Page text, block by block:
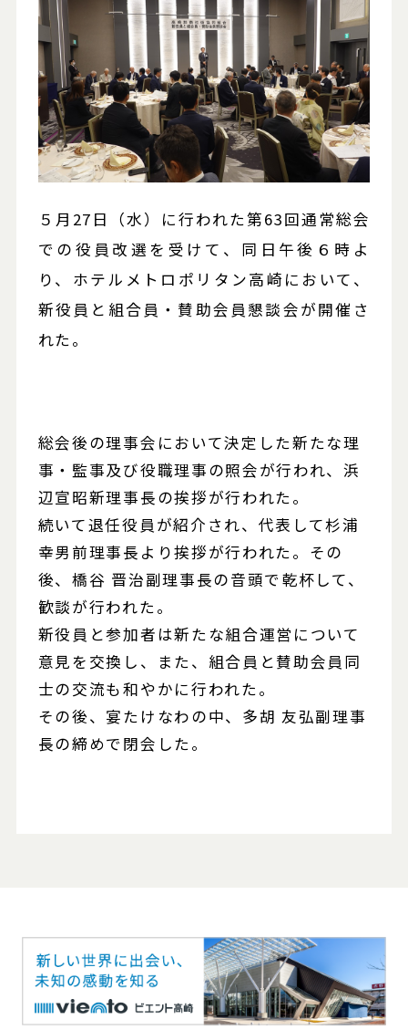
５月27日（水）に行われた第63回通常総会
での役員改選を受けて、同日午後６時よ
り、ホテルメトロポリタン高崎において、
新役員と組合員・賛助会員懇談会が開催さ
れた。
総会後の理事会において決定した新たな理
事・監事及び役職理事の照会が行われ、浜
辺宣昭新理事長の挨拶が行われた。
続いて退任役員が紹介され、代表して杉浦
幸男前理事長より挨拶が行われた。その
後、橋谷 晋治副理事長の音頭で乾杯して、
歓談が行われた。
新役員と参加者は新たな組合運営について
意見を交換し、また、組合員と賛助会員同
士の交流も和やかに行われた。
その後、宴たけなわの中、多胡 友弘副理事
長の締めで閉会した。